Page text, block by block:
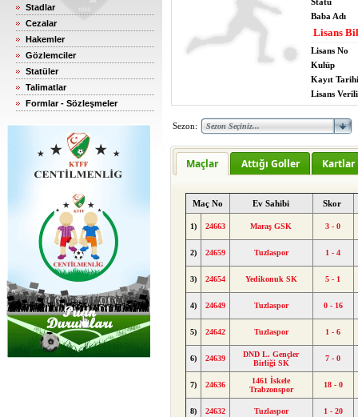
Stadlar
Cezalar
Hakemler
Gözlemciler
Statüler
Talimatlar
Formlar - Sözleşmeler
Baba Adı
Lisans
Lisans No
Kulüp
Kayıt Tarihi
Lisans
Sezon:
Maçlar Attığı Goller Kartlar
Maç No Ev Sahibi Skor
1) 24663 Maraş GSK 3 - 0
2) 24659 Tuzlaspor 1 - 4
3) 24654 Yedikonuk SK 5 - 1
4) 24649 Tuzlaspor 0 - 16
5) 24642 Tuzlaspor 1 - 6
6) 24639
DND L. Gençler
Birliği SK
7 - 0
7) 24636
1461 İskele
Trabzonspor
18 - 0
8) 24632 Tuzlaspor 1 - 20